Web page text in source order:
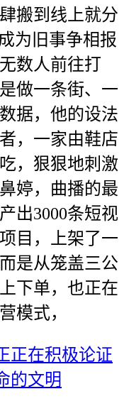
搬到线上就分
为旧事争相报
数人前往打
做一条街、一
据，他的设法
，一家由鞋店
，狠狠地刺激
婷，曲播的最
出3000条短视
目，上架了一
是从笼盖三公
下单，也正在
模式，
正在积极论证
的文明